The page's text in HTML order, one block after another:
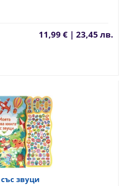
11,99 € | 23,45 лв.
звуци